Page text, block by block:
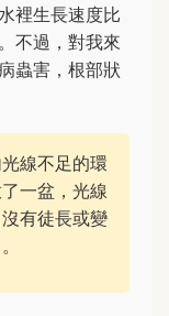
裡生長速度比
不過，對我來
蟲害，根部狀
線不足的環
一盆，光線
有徒長或變